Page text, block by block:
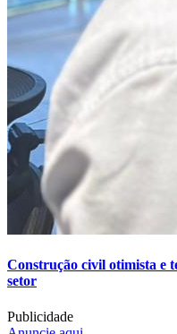
Construção civil otimista e
setor
Publicidade